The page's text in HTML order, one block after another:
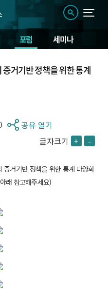
포럼 세미나
거기반 정책을 위한 통계
공유 열기
글자크기 + -